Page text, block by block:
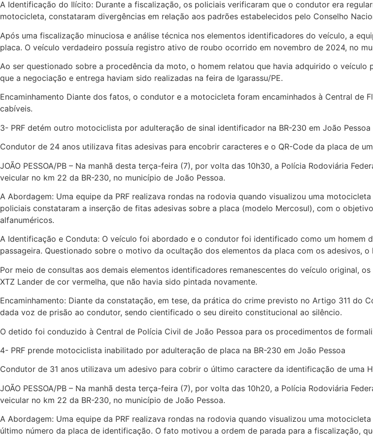
A Identificação do Ilícito: Durante a fiscalização, os policiais verificaram que o condutor era
motocicleta, constataram divergências em relação aos padrões estabelecidos pelo Conselho
Após uma fiscalização minuciosa e análise técnica nos elementos identificadores do veículo, a
placa. O veículo verdadeiro possuía registro ativo de roubo ocorrido em novembro de 2024, no
Ao ser questionado sobre a procedência da moto, o homem relatou que havia adquirido o
que a negociação e entrega haviam sido realizadas na feira de Igarassu/PE.
Encaminhamento Diante dos fatos, o condutor e a motocicleta foram encaminhados à Central de
cabíveis.
3- PRF detém outro motociclista por adulteração de sinal identificador na BR-230 em João Pessoa
Condutor de 24 anos utilizava fitas adesivas para encobrir caracteres e o QR-Code da placa de
JOÃO PESSOA/PB – Na manhã desta terça-feira (7), por volta das 10h30, a Polícia Rodoviária
veicular no km 22 da BR-230, no município de João Pessoa.
A Abordagem: Uma equipe da PRF realizava rondas na rodovia quando visualizou uma
policiais constataram a inserção de fitas adesivas sobre a placa (modelo Mercosul), com o
alfanuméricos.
A Identificação e Conduta: O veículo foi abordado e o condutor foi identificado como um homem
passageira. Questionado sobre o motivo da ocultação dos elementos da placa com os adesivos,
Por meio de consultas aos demais elementos identificadores remanescentes do veículo original,
XTZ Lander de cor vermelha, que não havia sido pintada novamente.
Encaminhamento: Diante da constatação, em tese, da prática do crime previsto no Artigo 311
dada voz de prisão ao condutor, sendo cientificado o seu direito constitucional ao silêncio.
O detido foi conduzido à Central de Polícia Civil de João Pessoa para os procedimentos de
4- PRF prende motociclista inabilitado por adulteração de placa na BR-230 em João Pessoa
Condutor de 31 anos utilizava um adesivo para cobrir o último caractere da identificação de uma
JOÃO PESSOA/PB – Na manhã desta terça-feira (7), por volta das 10h20, a Polícia Rodoviária
veicular no km 22 da BR-230, no município de João Pessoa.
A Abordagem: Uma equipe da PRF realizava rondas na rodovia quando visualizou uma
último número da placa de identificação. O fato motivou a ordem de parada para a fiscalização,